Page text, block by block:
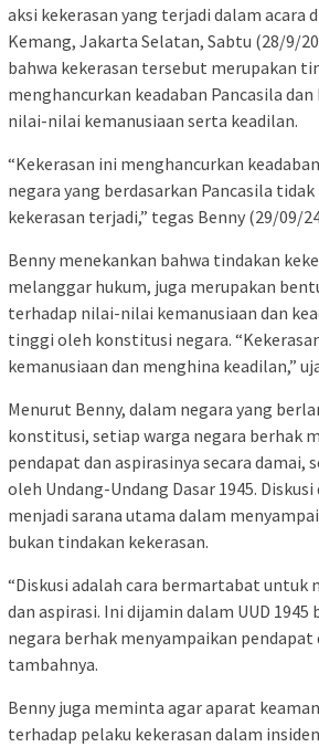
aksi kekerasan yang terjadi dalam acara
Kemang, Jakarta Selatan, Sabtu (28/9/
bahwa kekerasan tersebut merupakan
menghancurkan keadaban Pancasila
nilai-nilai kemanusiaan serta keadilan.
“Kekerasan ini menghancurkan
negara yang berdasarkan Pancasila
kekerasan terjadi,” tegas Benny (29/09/
Benny menekankan bahwa tindakan
melanggar hukum, juga merupakan
terhadap nilai-nilai kemanusiaan dan
tinggi oleh konstitusi negara.
kemanusiaan dan menghina keadilan,”
Menurut Benny, dalam negara yang
konstitusi, setiap warga negara berhak
pendapat dan aspirasinya secara damai,
oleh Undang-Undang Dasar 1945.
menjadi sarana utama dalam
bukan tindakan kekerasan.
“Diskusi adalah cara bermartabat untuk
dan aspirasi. Ini dijamin dalam UUD 1945
negara berhak menyampaikan pendapat
tambahnya.
Benny juga meminta agar aparat
terhadap pelaku kekerasan dalam